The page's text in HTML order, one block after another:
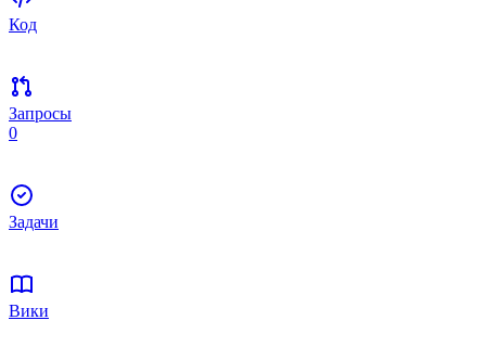
Код
Запросы
0
Задачи
Вики